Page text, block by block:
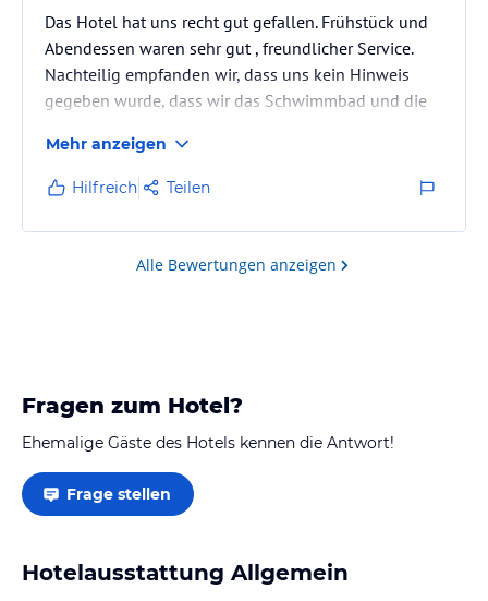
Das Hotel hat uns recht gut gefallen. Frühstück und
Abendessen waren sehr gut , freundlicher Service.
Nachteilig empfanden wir, dass uns kein Hinweis
gegeben wurde, dass wir das Schwimmbad und die
gewusst , wäre unsere Wahl hôchsteahtscheinkich
nicht auf dieses Hotel gefallen. Außerdem wurde uns
keine Gästekarte gegeben, aber due Abgaben dafür
wurden natürlich berechnet . Der Job der Rezeption
war also wirklich nicht erfüllt worden, was sehr
Mehr anzeigen
Hilfreich Teilen
Alle Bewertungen anzeigen
Fragen zum Hotel?
Ehemalige Gäste des Hotels kennen die Antwort!
Frage stellen
Hotelausstattung Allgemein